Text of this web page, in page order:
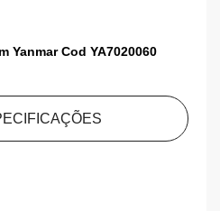
Yanmar Cod YA7020060